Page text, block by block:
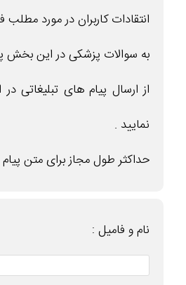
انتقادات کاربران در مورد
به سوالات پزشکی در این بخش
از ارسال پیام های تبلیغاتی
نمایید .
حداکثر طول مجاز برای متن پیام 500 کاراکتر است .
نام و فامیل :